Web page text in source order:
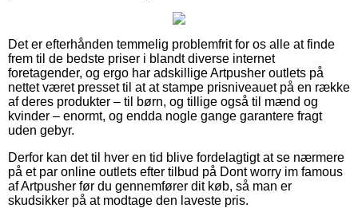
Det er efterhånden temmelig problemfrit for os alle at finde
frem til de bedste priser i blandt diverse internet
foretagender, og ergo har adskillige Artpusher outlets på
nettet været presset til at at stampe prisniveauet på en række
af deres produkter – til børn, og tillige også til mænd og
kvinder – enormt, og endda nogle gange garantere fragt
uden gebyr.
Derfor kan det til hver en tid blive fordelagtigt at se nærmere
på et par online outlets efter tilbud på Dont worry im famous
af Artpusher før du gennemfører dit køb, så man er
skudsikker på at modtage den laveste pris.